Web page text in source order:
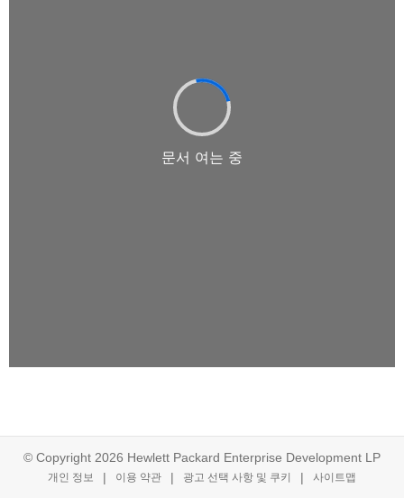
© Copyright 2026 Hewlett Packard Enterprise Development LP
개인 정보 이용 약관 광고 선택 사항 및 쿠키 사이트맵